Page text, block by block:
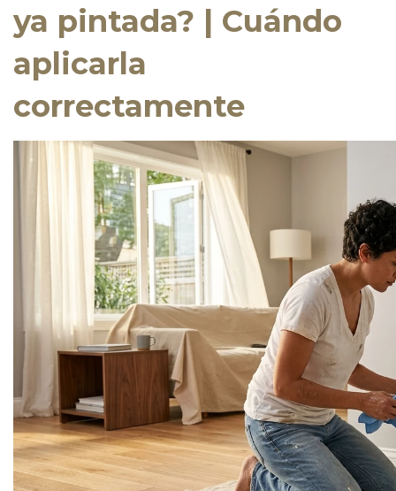
ya pintada? | Cuándo
aplicarla
correctamente